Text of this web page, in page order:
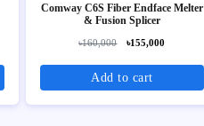
Comway C6S Fiber Endface Melter
& Fusion Splicer
৳160,000 ৳155,000
Add to cart